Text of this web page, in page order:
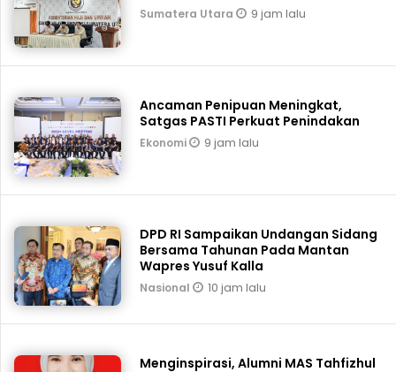
Sumatera Utara 9 jam lalu
Ancaman Penipuan Meningkat,
Satgas PASTI Perkuat Penindakan
Ekonomi 9 jam lalu
DPD RI Sampaikan Undangan Sidang
Bersama Tahunan Pada Mantan
Wapres Yusuf Kalla
Nasional 10 jam lalu
Menginspirasi, Alumni MAS Tahfizhul